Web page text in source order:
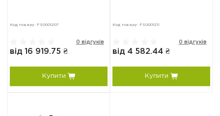
Код товару: FS0001207
0 відгуків
від 16 919.75 ₴
Купити
Код товару: FS0001211
0 відгуків
від 4 582.44 ₴
Купити